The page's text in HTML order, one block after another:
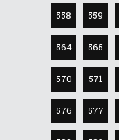
558 559
564 565
570 571
576 577